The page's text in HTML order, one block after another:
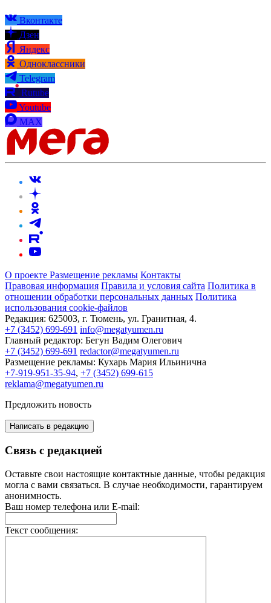
Вконтакте
Дзен
Яндекс
Одноклассники
Telegram
Rutube
Youtube
MAX
О проекте Размещение рекламы Контакты
Правовая информация Правила и условия сайта Политика в
отношении обработки персональных данных Политика
использования cookie-файлов
Редакция: 625003, г. Тюмень, ул. Гранитная, 4.
+7 (3452) 699-691 info@megatyumen.ru
Главный редактор: Бегун Вадим Олегович
+7 (3452) 699-691 redactor@megatyumen.ru
Размещение рекламы: Кухарь Мария Ильинична
+7-919-951-35-94, +7 (3452) 699-615
reklama@megatyumen.ru
Предложить новость
Написать в редакцию
Связь с редакцией
Оставьте свои настоящие контактные данные, чтобы редакция
могла с вами связаться. В случае необходимости, гарантируем
анонимность.
Ваш номер телефона или E-mail:
Текст сообщения: